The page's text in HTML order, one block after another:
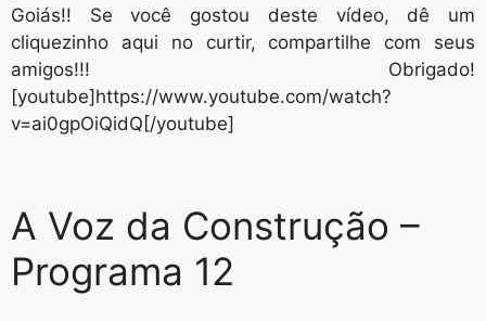
Goiás!! Se você gostou deste vídeo, dê um
cliquezinho aqui no curtir, compartilhe com seus
amigos!!! Obrigado!
[youtube]https://www.youtube.com/watch?
v=ai0gpOiQidQ[/youtube]
A Voz da Construção –
Programa 12